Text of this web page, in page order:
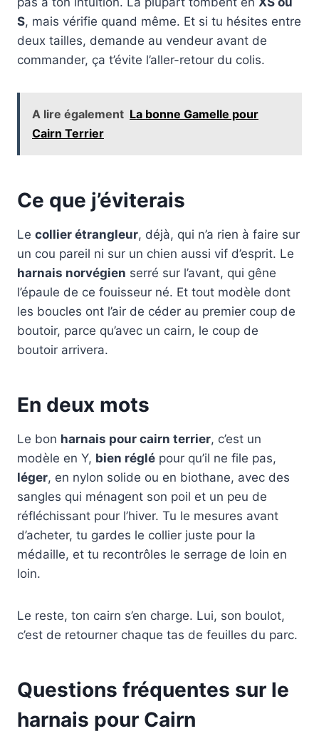
S, mais vérifie quand même. Et si tu hésites entre
deux tailles, demande au vendeur avant de
commander, ça t’évite l’aller-retour du colis.
A lire également La bonne Gamelle pour
Cairn Terrier
Ce que j’éviterais
Le collier étrangleur, déjà, qui n’a rien à faire sur
un cou pareil ni sur un chien aussi vif d’esprit. Le
harnais norvégien serré sur l’avant, qui gêne
l’épaule de ce fouisseur né. Et tout modèle dont
les boucles ont l’air de céder au premier coup de
boutoir, parce qu’avec un cairn, le coup de
boutoir arrivera.
En deux mots
Le bon harnais pour cairn terrier, c’est un
modèle en Y, bien réglé pour qu’il ne file pas,
léger, en nylon solide ou en biothane, avec des
sangles qui ménagent son poil et un peu de
réfléchissant pour l’hiver. Tu le mesures avant
d’acheter, tu gardes le collier juste pour la
médaille, et tu recontrôles le serrage de loin en
loin.
Le reste, ton cairn s’en charge. Lui, son boulot,
c’est de retourner chaque tas de feuilles du parc.
Questions fréquentes sur le
harnais pour Cairn